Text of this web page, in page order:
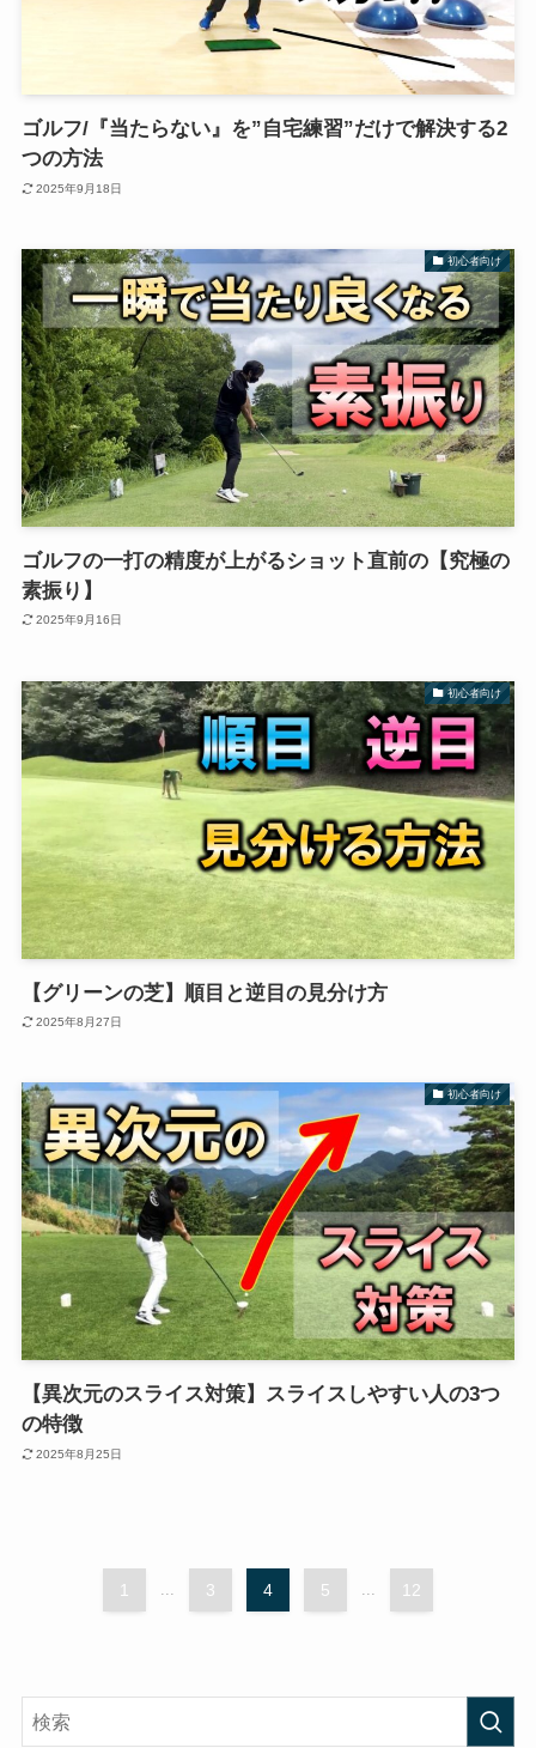
ゴルフ/『当たらない』を”自宅練習”だけで解決する2
つの方法
2025年9月18日
初心者向け
ゴルフの一打の精度が上がるショット直前の【究極の
素振り】
2025年9月16日
初心者向け
【グリーンの芝】順目と逆目の見分け方
2025年8月27日
初心者向け
【異次元のスライス対策】スライスしやすい人の3つ
の特徴
2025年8月25日
1 ... 3 4 5 ... 12